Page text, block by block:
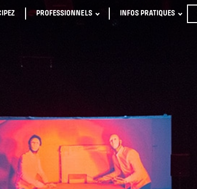
PROFESSIONNELS INFOS PRATIQUES